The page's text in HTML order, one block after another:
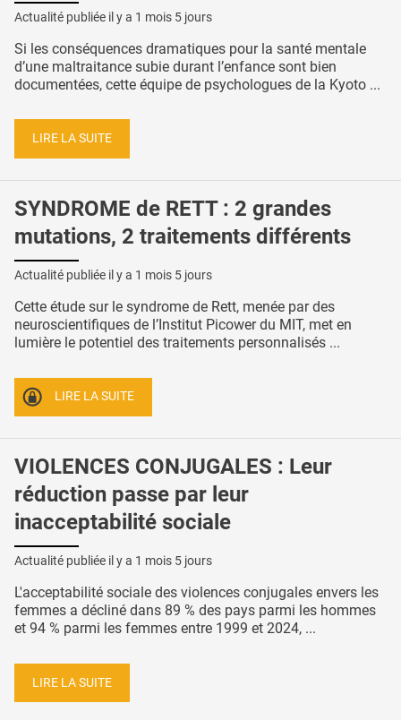
Actualité publiée il y a 1 mois 5 jours
Si les conséquences dramatiques pour la santé mentale
d’une maltraitance subie durant l’enfance sont bien
documentées, cette équipe de psychologues de la Kyoto ...
LIRE LA SUITE
SYNDROME de RETT : 2 grandes
mutations, 2 traitements différents
Actualité publiée il y a 1 mois 5 jours
Cette étude sur le syndrome de Rett, menée par des
neuroscientifiques de l’Institut Picower du MIT, met en
lumière le potentiel des traitements personnalisés ...
LIRE LA SUITE
VIOLENCES CONJUGALES : Leur
réduction passe par leur
inacceptabilité sociale
Actualité publiée il y a 1 mois 5 jours
L'acceptabilité sociale des violences conjugales envers les
femmes a décliné dans 89 % des pays parmi les hommes
et 94 % parmi les femmes entre 1999 et 2024, ...
LIRE LA SUITE